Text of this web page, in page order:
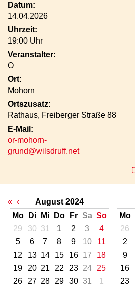
Datum:
14.04.2026
Uhrzeit:
19:00 Uhr
Veranstalter:
O
Ort:
Mohorn
Ortszusatz:
Rathaus, Freiberger Straße 88
E-Mail:
or-mohorn-
grund@wilsdruff.net
« ‹
August 2024
Mo
Di Mi Do Fr Sa So
29
30 31 1 2 3
4
5
6 7 8 9 10
11
12
13 14 15 16 17
18
19
20 21 22 23 24
25
26
27 28 29 30 31
1
Mo
26
2
9
16
23